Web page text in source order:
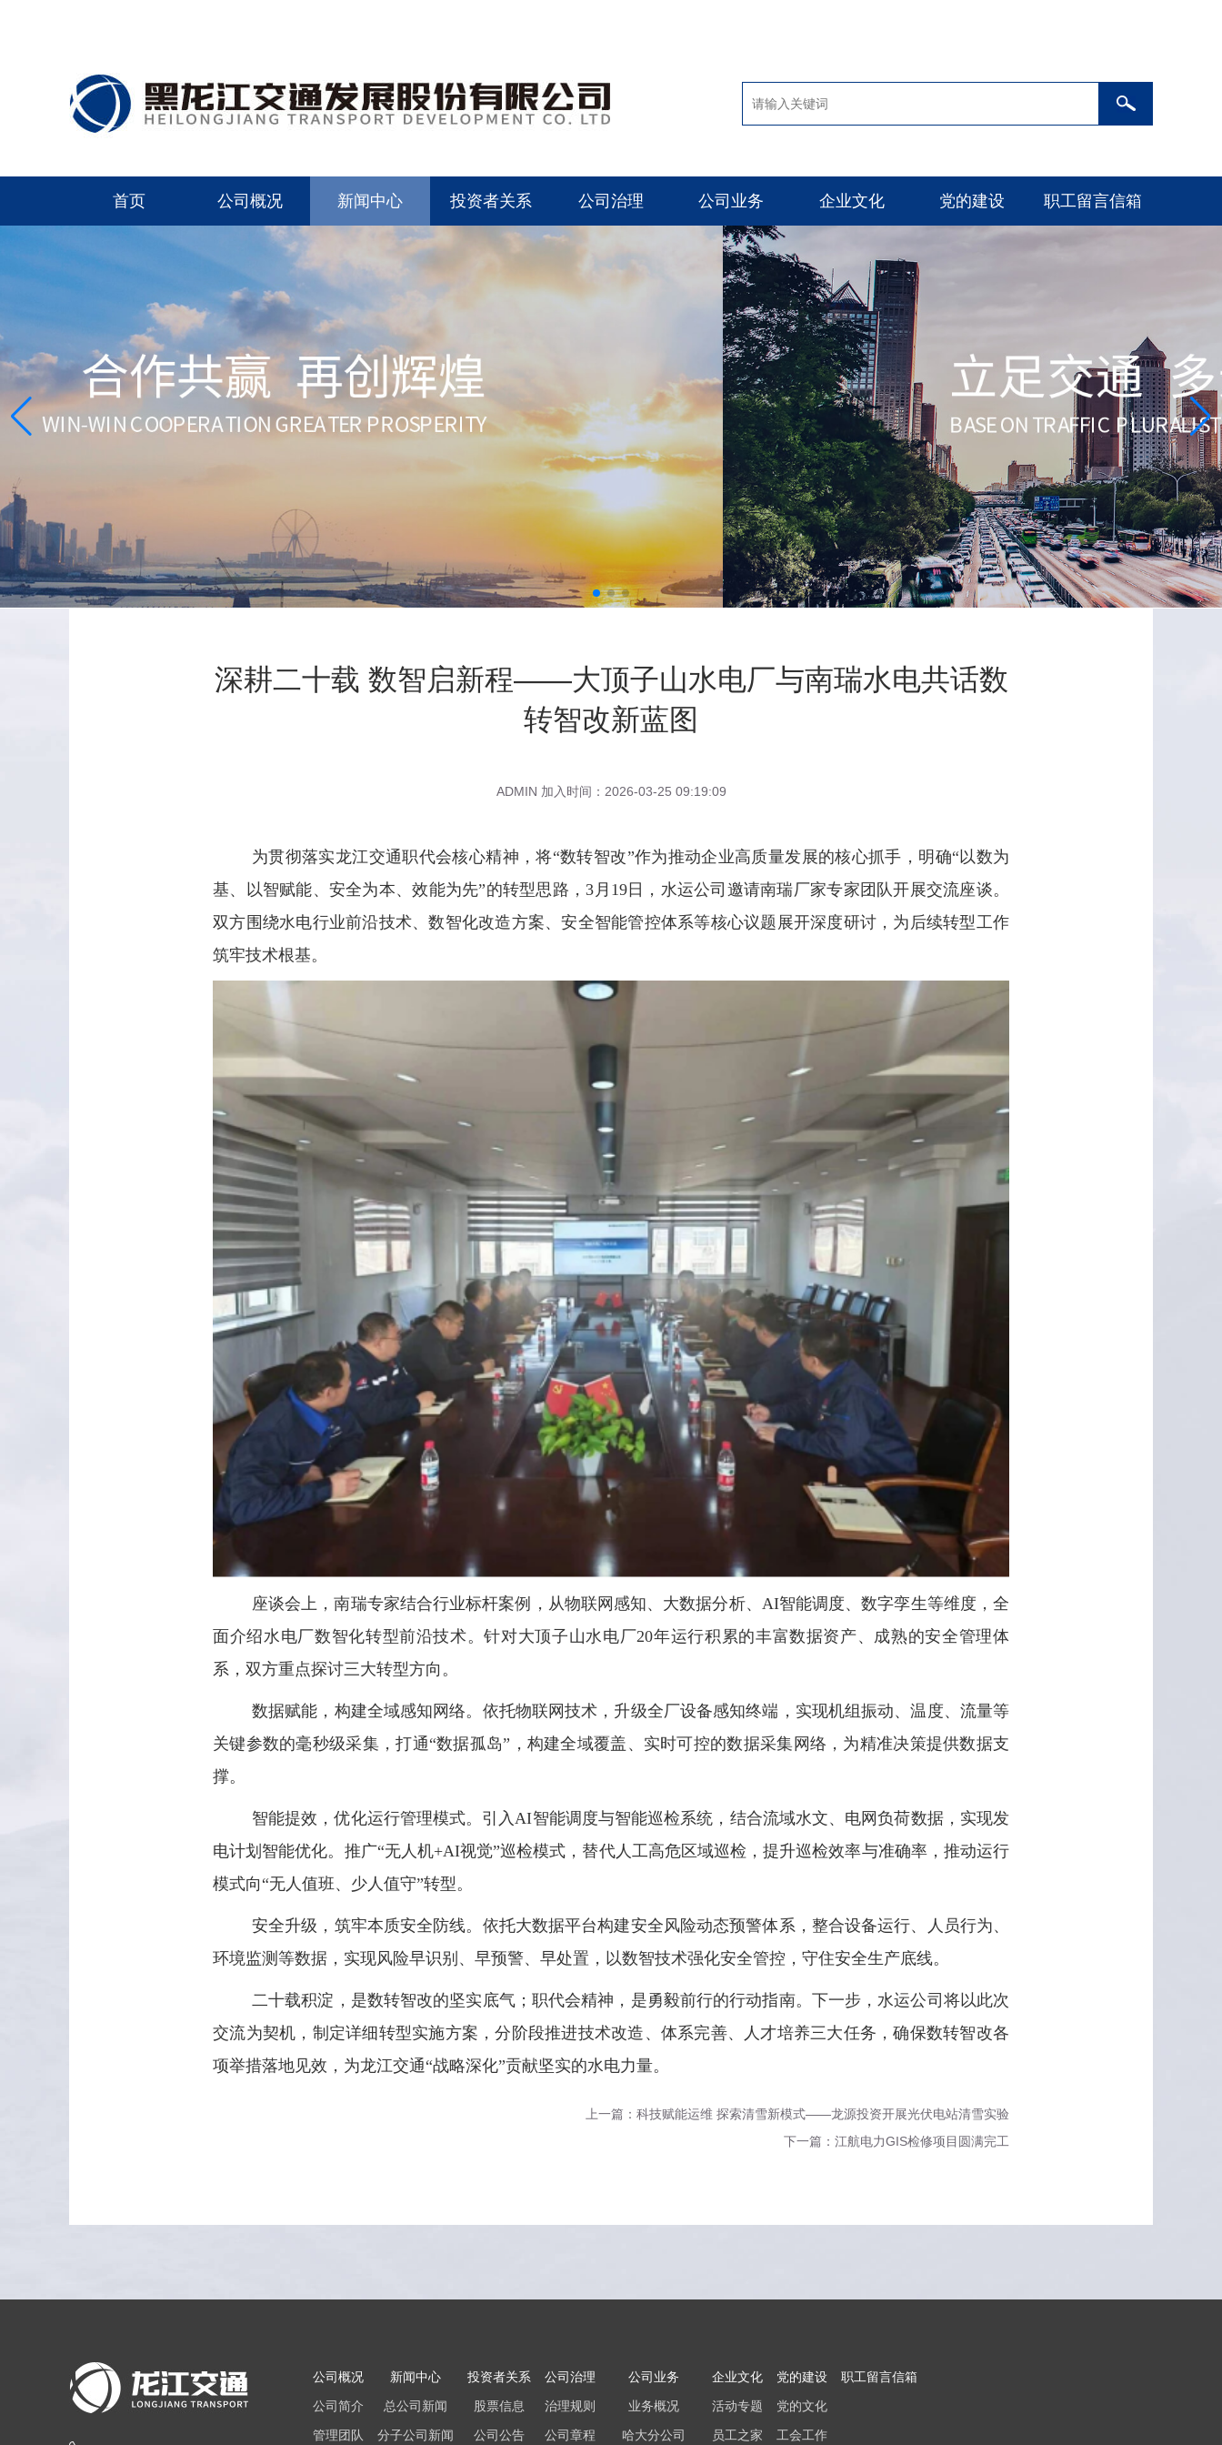
首页 公司概况 新闻中心 投资者关系 公司治理 公司业务 企业文化 党的建设 职工留言信箱
深耕二十载 数智启新程——大顶子山水电厂与南瑞水电共话数
转智改新蓝图
ADMIN 加入时间：2026-03-25 09:19:09
为贯彻落实龙江交通职代会核心精神，将“数转智改”作为推动企业高质量发展的核心抓手，明确“以数为
基、以智赋能、安全为本、效能为先”的转型思路，3月19日，水运公司邀请南瑞厂家专家团队开展交流座谈。
双方围绕水电行业前沿技术、数智化改造方案、安全智能管控体系等核心议题展开深度研讨，为后续转型工作
筑牢技术根基。
座谈会上，南瑞专家结合行业标杆案例，从物联网感知、大数据分析、AI智能调度、数字孪生等维度，全
面介绍水电厂数智化转型前沿技术。针对大顶子山水电厂20年运行积累的丰富数据资产、成熟的安全管理体
系，双方重点探讨三大转型方向。
数据赋能，构建全域感知网络。依托物联网技术，升级全厂设备感知终端，实现机组振动、温度、流量等
关键参数的毫秒级采集，打通“数据孤岛”，构建全域覆盖、实时可控的数据采集网络，为精准决策提供数据支
撑。
智能提效，优化运行管理模式。引入AI智能调度与智能巡检系统，结合流域水文、电网负荷数据，实现发
电计划智能优化。推广“无人机+AI视觉”巡检模式，替代人工高危区域巡检，提升巡检效率与准确率，推动运行
模式向“无人值班、少人值守”转型。
安全升级，筑牢本质安全防线。依托大数据平台构建安全风险动态预警体系，整合设备运行、人员行为、
环境监测等数据，实现风险早识别、早预警、早处置，以数智技术强化安全管控，守住安全生产底线。
二十载积淀，是数转智改的坚实底气；职代会精神，是勇毅前行的行动指南。下一步，水运公司将以此次
交流为契机，制定详细转型实施方案，分阶段推进技术改造、体系完善、人才培养三大任务，确保数转智改各
项举措落地见效，为龙江交通“战略深化”贡献坚实的水电力量。
上一篇：科技赋能运维 探索清雪新模式——龙源投资开展光伏电站清雪实验
下一篇：江航电力GIS检修项目圆满完工
公司概况
公司简介
管理团队
新闻中心
总公司新闻
分子公司新闻
投资者关系
股票信息
公司公告
公司治理
治理规则
公司章程
公司业务
业务概况
哈大分公司
企业文化
活动专题
员工之家
党的建设
党的文化
工会工作
职工留言信箱